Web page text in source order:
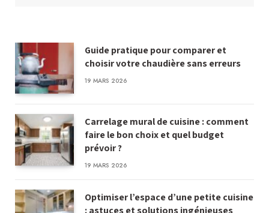
Guide pratique pour comparer et
choisir votre chaudière sans erreurs
19 MARS 2026
Carrelage mural de cuisine : comment
faire le bon choix et quel budget
prévoir ?
19 MARS 2026
Optimiser l’espace d’une petite cuisine